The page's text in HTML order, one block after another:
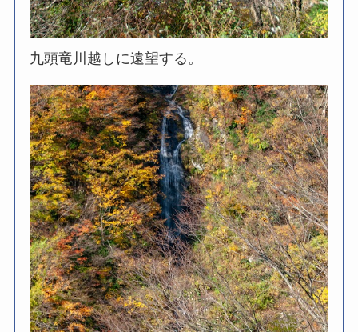
九頭竜川越しに遠望する。